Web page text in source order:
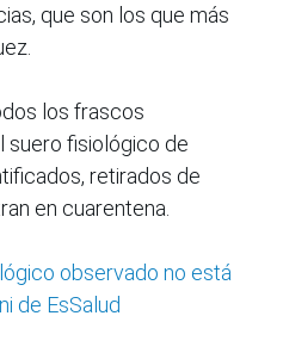
que son los que más
los frascos
fisiológico de
retirados de
en cuarentena.
observado no está
de EsSalud